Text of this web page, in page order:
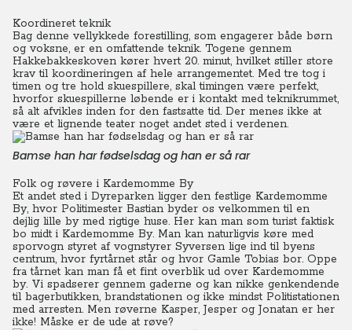
Koordineret teknik
Bag denne vellykkede forestilling, som engagerer både børn
og voksne, er en omfattende teknik. Togene gennem
Hakkebakkeskoven kører hvert 20. minut, hvilket stiller store
krav til koordineringen af hele arrangementet. Med tre tog i
timen og tre hold skuespillere, skal timingen være perfekt,
hvorfor skuespillerne løbende er i kontakt med teknikrummet,
så alt afvikles inden for den fastsatte tid. Der menes ikke at
være et lignende teater noget andet sted i verdenen.
Bamse han har fødselsdag og han er så rar
Folk og røvere i Kardemomme By
Et andet sted i Dyreparken ligger den festlige Kardemomme
By, hvor Politimester Bastian byder os velkommen til en
dejlig lille by med rigtige huse. Her kan man som turist faktisk
bo midt i Kardemomme By. Man kan naturligvis køre med
sporvogn styret af vognstyrer Syversen lige ind til byens
centrum, hvor fyrtårnet står og hvor Gamle Tobias bor. Oppe
fra tårnet kan man få et fint overblik ud over Kardemomme
by. Vi spadserer gennem gaderne og kan nikke genkendende
til bagerbutikken, brandstationen og ikke mindst Politistationen
med arresten. Men røverne Kasper, Jesper og Jonatan er her
ikke! Måske er de ude at røve?